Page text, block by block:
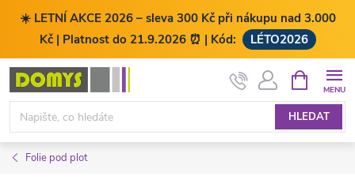
☀️ LETNÍ AKCE 2026 – sleva 300 Kč při nákupu nad 3.000
Kč | Platnost do 21.9.2026 ⏰ | Kód:
LÉTO2026
Přejít
obsah
HLEDAT
NÁKUPNÍ
KOŠÍK
Folie pod plot